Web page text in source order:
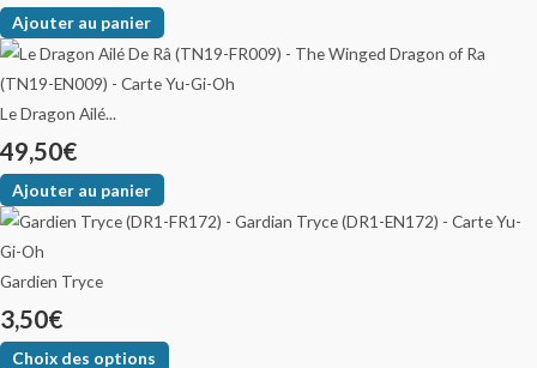
Ajouter au panier
Le Dragon Ailé...
49,50€
Ajouter au panier
Gardien Tryce
3,50€
Choix des options